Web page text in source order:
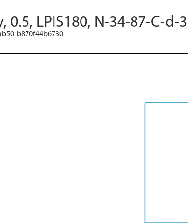
0.5, LPIS180, N-34-87-C-d-
b870f44b6730